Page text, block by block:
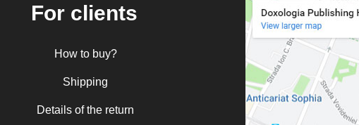
For clients
How to buy?
Shipping
Details of the return